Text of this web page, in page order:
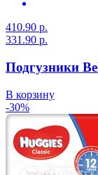
410.90 р.
331.90 р.
Подгузники
В корзину
-30%